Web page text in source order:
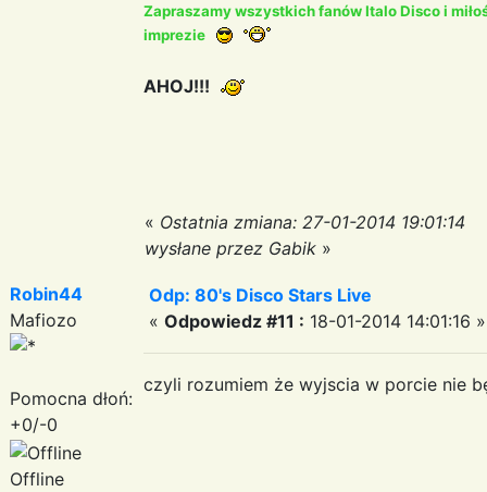
Zapraszamy wszystkich fanów Italo Disco i
imprezie
AHOJ!!!
« Ostatnia zmiana: 27-01-2014 19:01:14
wysłane przez Gabik »
Robin44
Mafiozo
Pomocna dłoń:
+0/-0
Offline
Odp: 80's Disco Stars Live
« Odpowiedz #11 : 18-01-2014 14:01:16 »
czyli rozumiem że wyjscia w porcie nie